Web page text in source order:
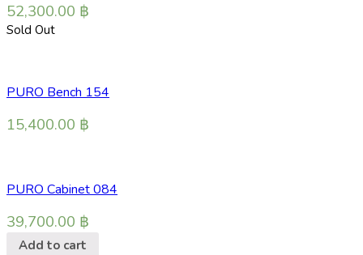
52,300.00 ฿
Sold Out
PURO Bench 154
15,400.00 ฿
PURO Cabinet 084
39,700.00 ฿
Add to cart